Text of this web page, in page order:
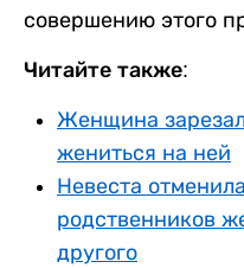
совершению этого
Читайте также:
Женщина
жениться на ней
Невеста
родственников
другого